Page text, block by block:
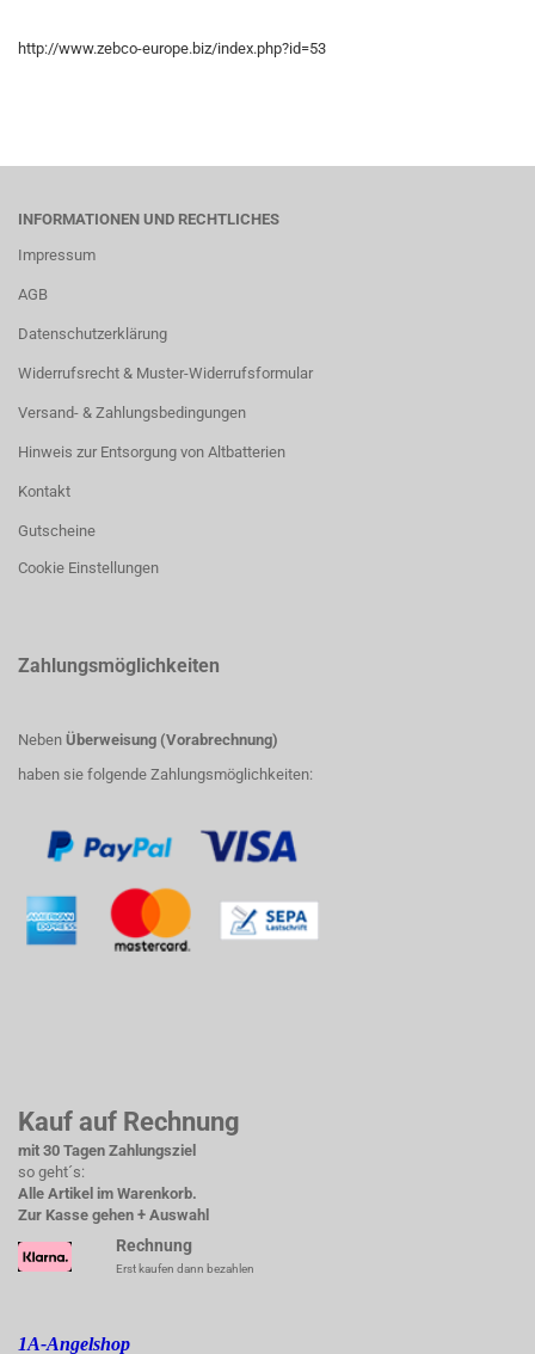
http://www.zebco-europe.biz/index.php?id=53
INFORMATIONEN UND RECHTLICHES
Impressum
AGB
Datenschutzerklärung
Widerrufsrecht & Muster-Widerrufsformular
Versand- & Zahlungsbedingungen
Hinweis zur Entsorgung von Altbatterien
Kontakt
Gutscheine
Cookie Einstellungen
Zahlungsmöglichkeiten
Neben Überweisung (Vorabrechnung)
haben sie folgende Zahlungsmöglichkeiten:
Kauf auf Rechnung
mit 30 Tagen Zahlungsziel
so geht´s:
Alle Artikel im Warenkorb.
Zur Kasse gehen + Auswahl
Rechnung
Erst kaufen dann bezahlen
1A-Angelshop